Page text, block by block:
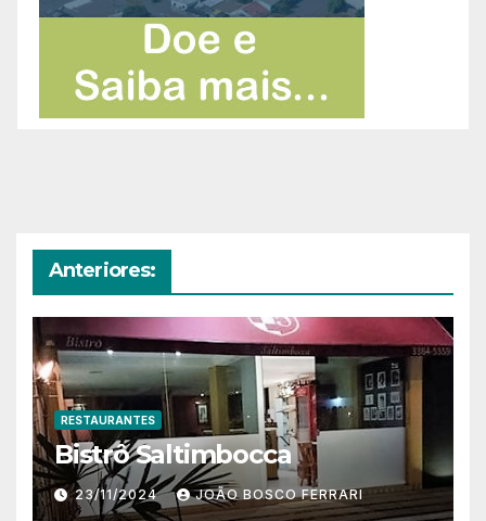
Anteriores:
RESTAURANTES
Bistrô Saltimbocca
23/11/2024 JOÃO BOSCO FERRARI